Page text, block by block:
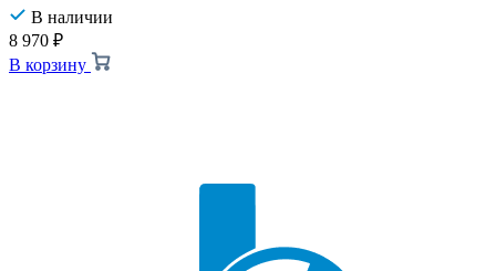
В наличии
8 970 ₽
В корзину